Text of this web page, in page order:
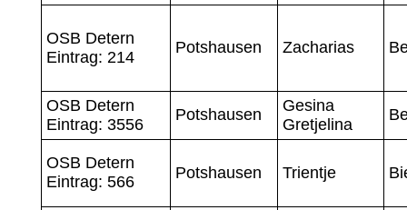
OSB Detern
Eintrag: 214
Potshausen Zacharias
OSB Detern
Eintrag: 3556
Potshausen
Gesina
Gretjelina
OSB Detern
Eintrag: 566
Potshausen Trientje